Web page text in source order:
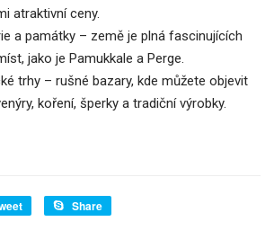
atraktivní ceny.
a památky – země je plná fascinujících
jako je Pamukkale a Perge.
trhy – rušné bazary, kde můžete objevit
koření, šperky a tradiční výrobky.
Share